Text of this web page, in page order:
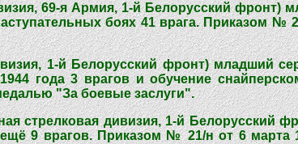
69-я Армия, 1-й Белорусский фронт)
боях 41 врага. Приказом №
1-й Белорусский фронт) младший
года 3 врагов и обучение
"За боевые заслуги".
стрелковая дивизия, 1-й Белорусский
9 врагов. Приказом № 21/н от 6 марта